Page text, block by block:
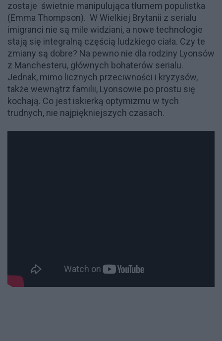
zostaje świetnie manipulująca tłumem populistka
(Emma Thompson). W Wielkiej Brytanii z serialu
imigranci nie są mile widziani, a nowe technologie
stają się integralną częścią ludzkiego ciała. Czy te
zmiany są dobre? Na pewno nie dla rodziny Lyonsów
z Manchesteru, głównych bohaterów serialu.
Jednak, mimo licznych przeciwności i kryzysów,
także wewnątrz familii, Lyonsowie po prostu się
kochają. Co jest iskierką optymizmu w tych
trudnych, nie najpiękniejszych czasach.